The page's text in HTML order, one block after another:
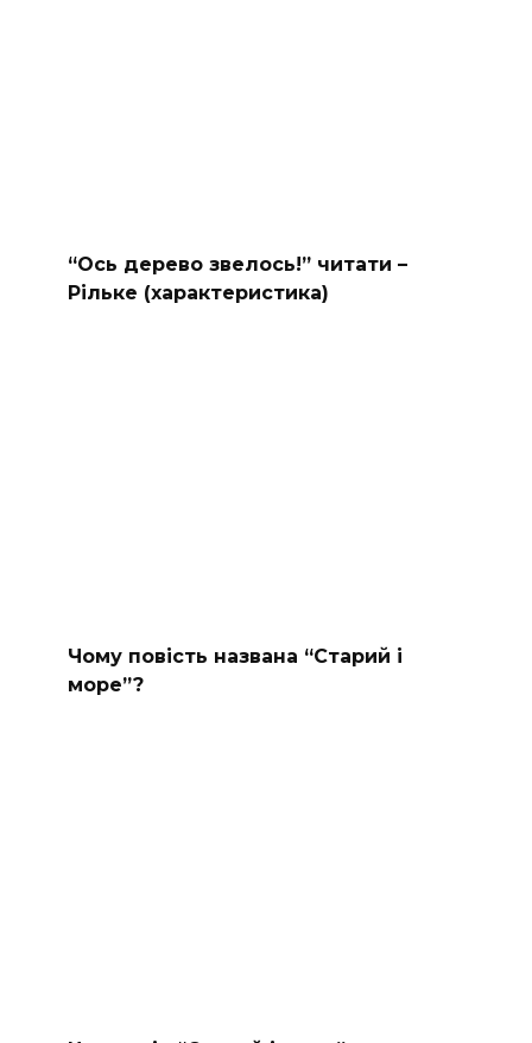
“Ось дерево звелось!” читати –
Рільке (характеристика)
Чому повість названа “Старий і
море”?